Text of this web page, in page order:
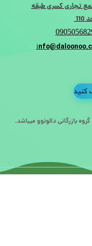
بازرگانی دالونوو میباشد.
تجاری کسری طبقه
کنید